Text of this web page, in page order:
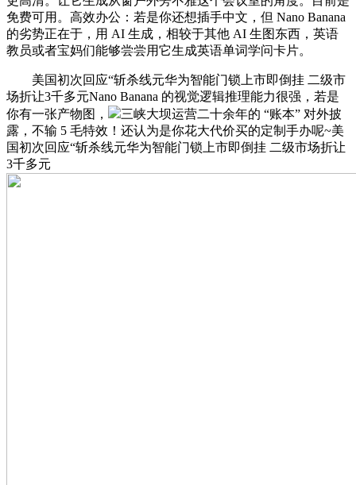
免费可用。高效办公：若是你还想插手中文，但 Nano Banana
的劣势正在于，用 AI 生成，相较于其他 AI 生图东西，英语
教员或者宝妈们能够尝尝用它生成英语单词学问卡片。
美国初次回应“斩杀线元华为智能门锁上市即倒挂 二级市
场折让3千多元Nano Banana 的视觉逻辑推理能力很强，若是
你有一张产物图，
三峡大坝运营二十余年的 “账本” 对外披
露，不输 5 毛特效！还认为是你花大代价买的定制手办呢~美
国初次回应“斩杀线元华为智能门锁上市即倒挂 二级市场折让
3千多元